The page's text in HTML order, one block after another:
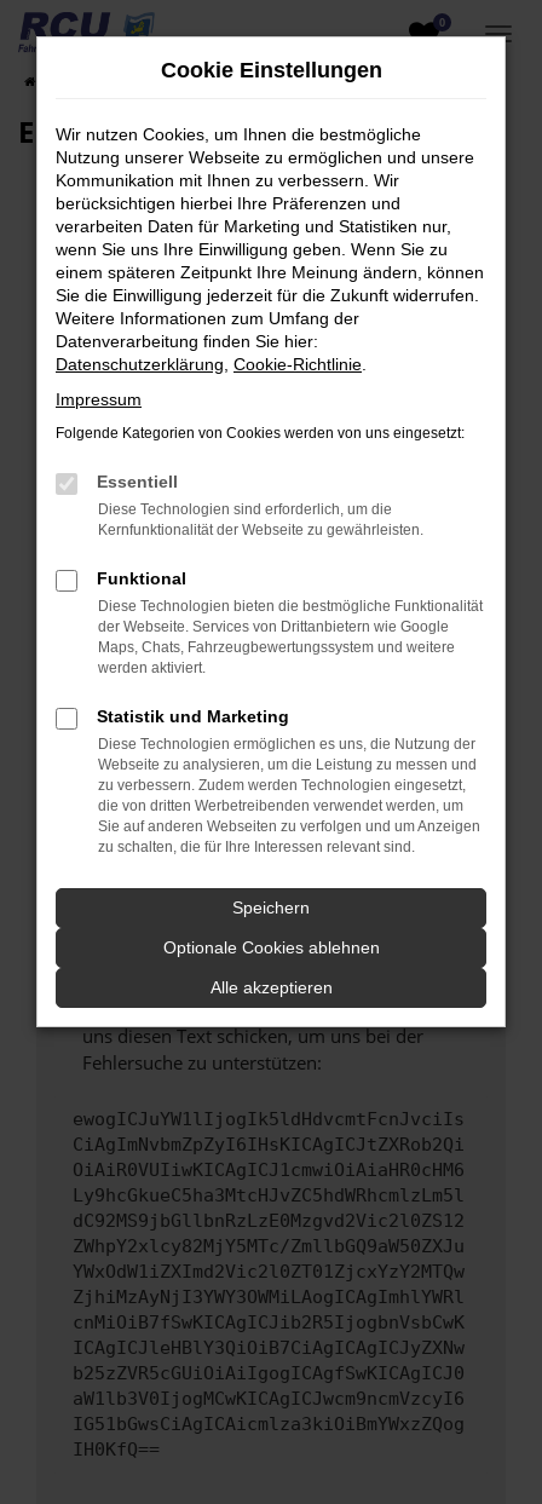
Zum
Hauptinhalt
springen
0
EU-Fahrzeuge am Lager Fahrzeugsuche
EU-Neuwagen für Händler
Fehler: Network Error
Beim Laden ist ein Fehler aufgetreten.
Hier sind ein paar Tipps, die dir helfen können:
Überprüfe deine Firewall und deine
Laden andere Webseiten, zum Beispiel deine
Suchmaschine?
Prüfe deine Browsererweiterungen.
Manche Erweiterungen, wie Werbeblocker,
können das Laden bestimmter Seiten
anderen Browser oder in einem privaten
Fenster?
Starte dein Gerät neu.
Das kann manchmal helfen, vorübergehende
Stelle sicher, dass dein Browser und dein
Betriebssystem auf dem neuesten Stand
sind.
Veraltete Software birgt nicht nur ein
Sicherheitsrisiko, sondern kann auch dazu
unterstützt werden.
Wenn du alle oben genannten Schritte versucht
hast, kontaktiere uns bitte. Wir werden
versuchen, das Problem zu beheben. Du kannst
uns diesen Text schicken, um uns bei der
Fehlersuche zu unterstützen:
ewogICJuYW1lIjogIk5ldHdvcmtFcnJvciIs
CiAgImNvbmZpZyI6IHsKICAgICJtZXRob2Qi
OiAiR0VUIiwKICAgICJ1cmwiOiAiaHR0cHM6
Ly9hcGkueC5ha3MtcHJvZC5hdWRhcmlzLm5l
dC92MS9jbGllbnRzLzE0Mzgvd2Vic2l0ZS12
ZWhpY2xlcy82MjY5MTc/ZmllbGQ9aW50ZXJu
YWxOdW1iZXImd2Vic2l0ZT01ZjcxYzY2MTQw
ZjhiMzAyNjI3YWY3OWMiLAogICAgImhlYWRl
cnMiOiB7fSwKICAgICJib2R5IjogbnVsbCwK
ICAgICJleHBlY3QiOiB7CiAgICAgICJyZXNw
b25zZVR5cGUiOiAiIgogICAgfSwKICAgICJ0
aW1lb3V0IjogMCwKICAgICJwcm9ncmVzcyI6
IG51bGwsCiAgICAicmlza3kiOiBmYWxzZQog
IH0KfQ==
Cookie Einstellungen
Wir nutzen Cookies, um Ihnen die bestmögliche
Nutzung unserer Webseite zu ermöglichen und unsere
Kommunikation mit Ihnen zu verbessern. Wir
berücksichtigen hierbei Ihre Präferenzen und
verarbeiten Daten für Marketing und Statistiken nur,
wenn Sie uns Ihre Einwilligung geben. Wenn Sie zu
einem späteren Zeitpunkt Ihre Meinung ändern, können
Sie die Einwilligung jederzeit für die Zukunft widerrufen.
Weitere Informationen zum Umfang der
Datenverarbeitung finden Sie hier:
Datenschutzerklärung Cookie-Richtlinie
Impressum
Folgende Kategorien von Cookies werden von uns eingesetzt:
Essentiell
Diese Technologien sind erforderlich, um die
Kernfunktionalität der Webseite zu gewährleisten.
Funktional
Diese Technologien bieten die bestmögliche Funktionalität
der Webseite. Services von Drittanbietern wie Google
Maps, Chats, Fahrzeugbewertungssystem und weitere
werden aktiviert.
Statistik und Marketing
Diese Technologien ermöglichen es uns, die Nutzung der
Webseite zu analysieren, um die Leistung zu messen und
zu verbessern. Zudem werden Technologien eingesetzt,
die von dritten Werbetreibenden verwendet werden, um
Sie auf anderen Webseiten zu verfolgen und um Anzeigen
zu schalten, die für Ihre Interessen relevant sind.
Speichern
Optionale Cookies ablehnen
Alle akzeptieren